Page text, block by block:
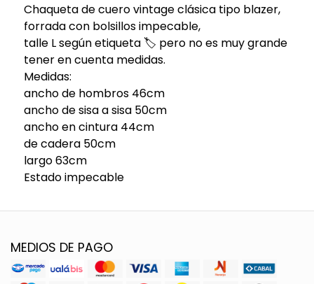
Chaqueta de cuero vintage clásica tipo blazer,
forrada con bolsillos impecable,
talle L según etiqueta 🏷️ pero no es muy grande
tener en cuenta medidas.
Medidas:
ancho de hombros 46cm
ancho de sisa a sisa 50cm
ancho en cintura 44cm
de cadera 50cm
largo 63cm
Estado impecable
MEDIOS DE PAGO